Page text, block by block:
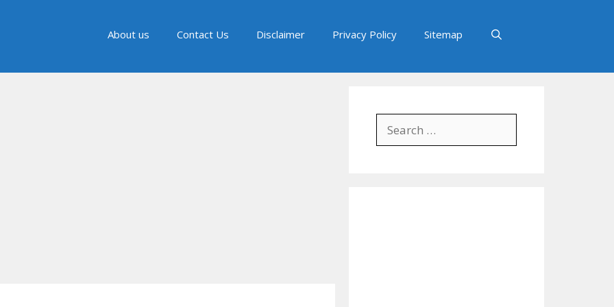
About us Contact Us Disclaimer Privacy Policy Sitemap
Search
for: